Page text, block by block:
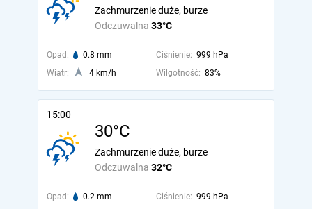
Odczuwalna 33°C
Zachmurzenie duże, burze
Opad: 0.8 mm Ciśnienie: 999 hPa
Wiatr:
4 km/h Wilgotność: 83%
15:00
30°C
Odczuwalna 32°C
Zachmurzenie duże, burze
Opad: 0.2 mm Ciśnienie: 999 hPa